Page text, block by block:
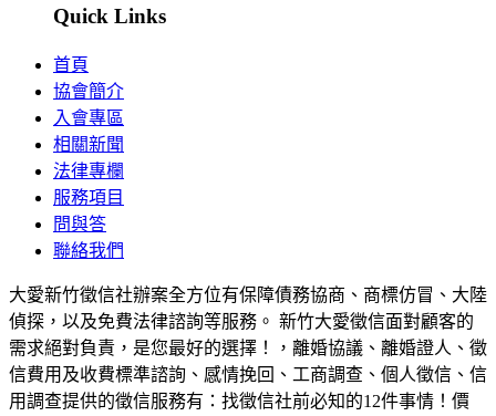
Quick Links
首頁
協會簡介
入會專區
相關新聞
法律專欄
服務項目
問與答
聯絡我們
大愛新竹徵信社辦案全方位有保障債務協商、商標仿冒、大陸
偵探，以及免費法律諮詢等服務。 新竹大愛徵信面對顧客的
需求絕對負責，是您最好的選擇！，離婚協議、離婚證人、徵
信費用及收費標準諮詢、感情挽回、工商調查、個人徵信、信
用調查提供的徵信服務有：找徵信社前必知的12件事情！價